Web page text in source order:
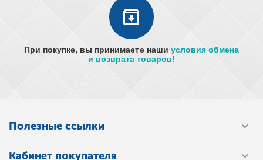
При покупке, вы принимаете наши условия обмена
и возврата товаров!
Полезные ссылки
Кабинет покупателя